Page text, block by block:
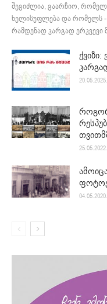
შეგიძლია, გაარჩიო,
ხელისუფლება და რომელს -
რამდენად კარგად ერკვევი